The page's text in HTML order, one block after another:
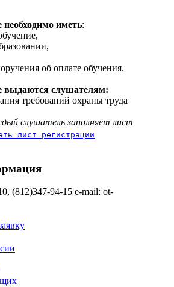
необходимо иметь:
об оплате обучения.
выдаются слушателям:
требований охраны труда
слушатель заполняет лист
лист регистрации
(812)347-94-15 е-mаil: ot-